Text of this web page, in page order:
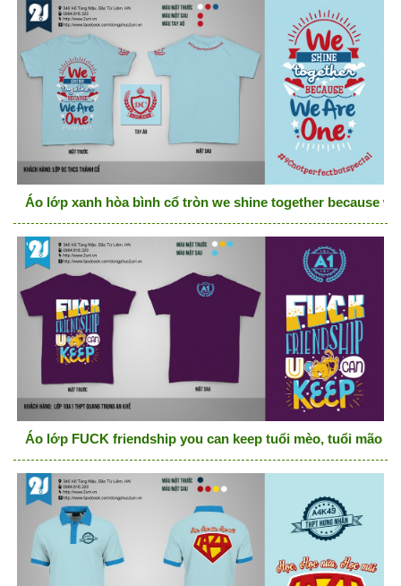
Áo lớp xanh hòa bình cổ tròn we shine together because
Áo lớp FUCK friendship you can keep tuổi mèo, tuổi mão